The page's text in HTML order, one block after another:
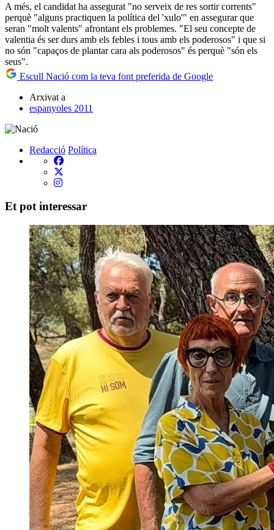
A més, el candidat ha assegurat "no serveix de res sortir corrents"
perquè "alguns practiquen la política del 'xulo'" en assegurar que
seran "molt valents" afrontant els problemes. "El seu concepte de
valentia és ser durs amb els febles i tous amb els poderosos" i que si
no són "capaços de plantar cara als poderosos" és perquè "són els
seus".
Escull Nació com la teva font preferida de Google
Arxivat a
espanyoles 2011
Redacció Política
Et pot interessar